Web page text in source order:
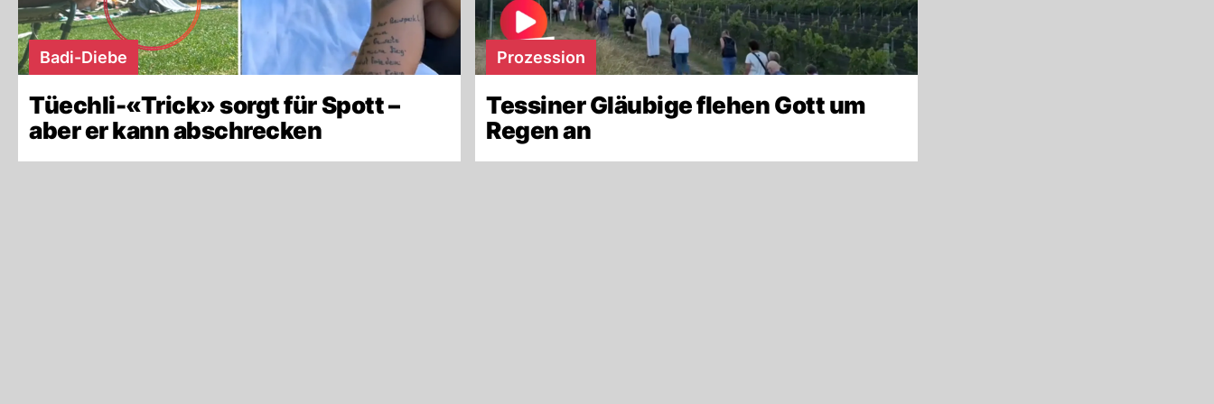
Badi-Diebe
Tüechli-«Trick» sorgt für Spott –
aber er kann abschrecken
Prozession
Tessiner Gläubige flehen Gott um
Regen an